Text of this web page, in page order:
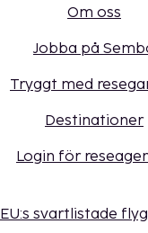
Om oss
Jobba på
Tryggt med
Destinationer
Login för
EU:s svartlistade